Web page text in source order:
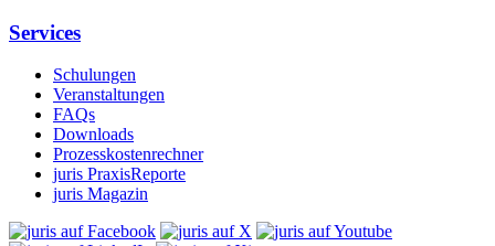
Services
Schulungen
Veranstaltungen
FAQs
Downloads
Prozesskostenrechner
juris PraxisReporte
juris Magazin